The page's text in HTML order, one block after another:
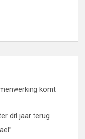
komt
dit jaar terug